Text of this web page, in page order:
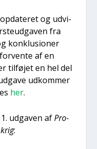
opda­te­ret og udvi­
fra
kon­klu­sio­ner
af en
til­fø­jet en hel del
udkom­mer
her.
udga­ven afPro­
: